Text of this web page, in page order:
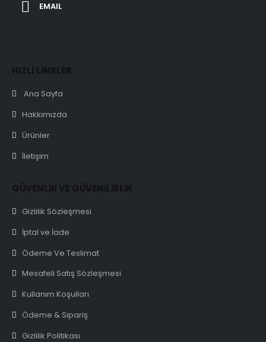
EMAIL
HIZLI LİNKLER
Ana Sayfa
Hakkımızda
Ürünler
İletişim
GÜVENLİK VE GÜVENİLİRLİK
Gizlilik Sözleşmesi
İptal ve İade
Ödeme Ve Teslimat
Mesafeli Satış Sözleşmesi
Kullanım Koşulları
Ödeme & Sipariş
Gizlilik Politikası